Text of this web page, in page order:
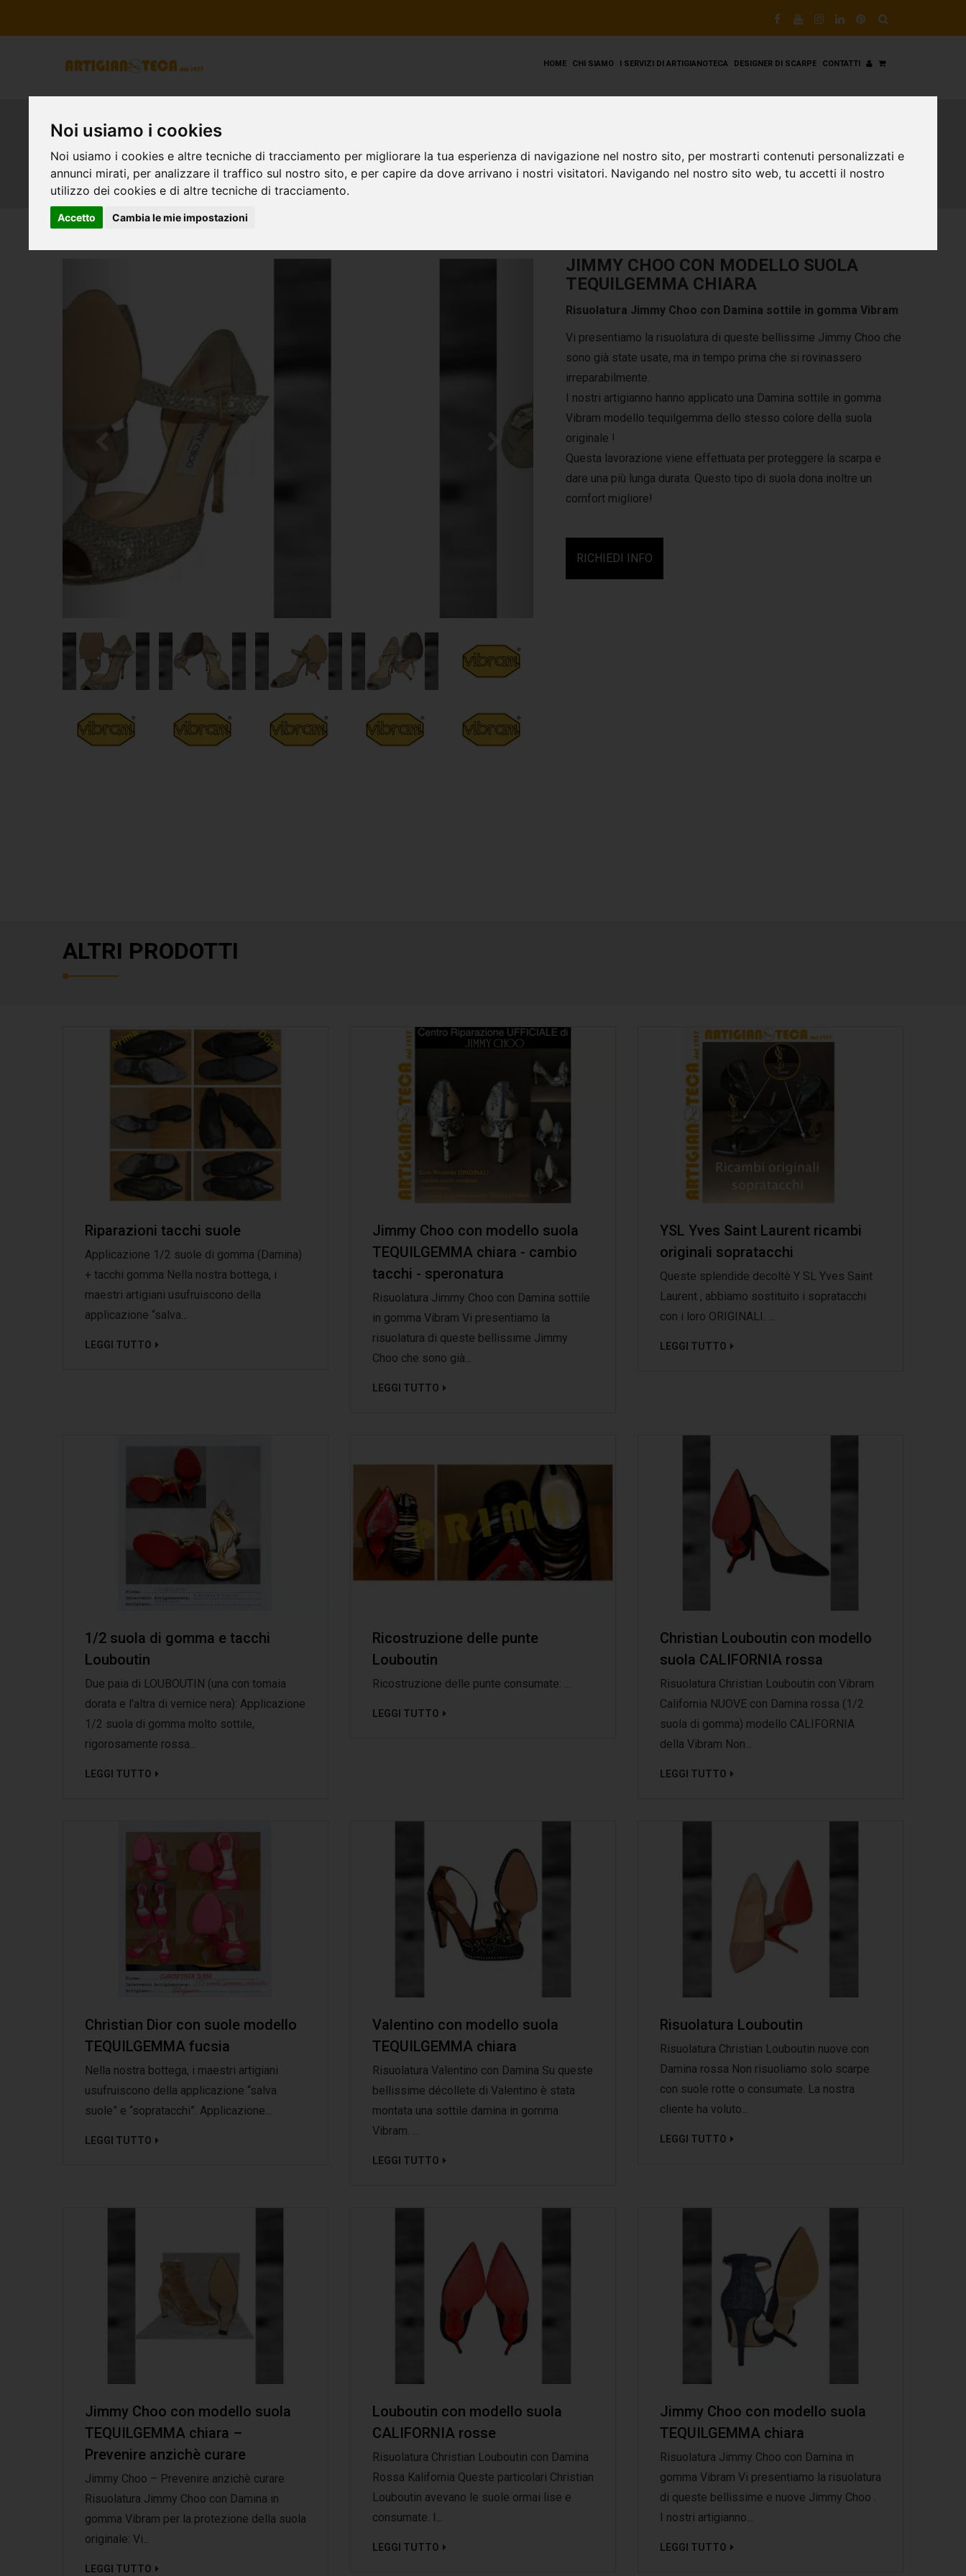
Noi usiamo i cookies
Noi usiamo i cookies e altre tecniche di tracciamento per migliorare la tua esperienza di navigazione nel nostro sito, per mostrarti contenuti personalizzati e
annunci mirati, per analizzare il traffico sul nostro sito, e per capire da dove arrivano i nostri visitatori. Navigando nel nostro sito web, tu accetti il nostro
utilizzo dei cookies e di altre tecniche di tracciamento.
Accetto Cambia le mie impostazioni
HOME CHI SIAMO I SERVIZI DI ARTIGIANOTECA DESIGNER DI SCARPE CONTATTI
Tacco Donna
JIMMY CHOO CON MODELLO SUOLA
TEQUILGEMMA CHIARA
Risuolatura Jimmy Choo con Damina sottile in gomma Vibram
Vi presentiamo la risuolatura di queste bellissime Jimmy Choo che
sono già state usate, ma in tempo prima che si rovinassero
irreparabilmente.
I nostri artigianno hanno applicato una Damina sottile in gomma
Vibram modello tequilgemma dello stesso colore della suola
originale !
Questa lavorazione viene effettuata per proteggere la scarpa e
dare una più lunga durata. Questo tipo di suola dona inoltre un
comfort migliore!
RICHIEDI INFO
ALTRI PRODOTTI
Riparazioni tacchi suole
Applicazione 1/2 suole di gomma (Damina)
+ tacchi gomma Nella nostra bottega, i
maestri artigiani usufruiscono della
applicazione “salva...
LEGGI TUTTO
Jimmy Choo con modello suola
TEQUILGEMMA chiara - cambio
tacchi - speronatura
Risuolatura Jimmy Choo con Damina sottile
in gomma Vibram Vi presentiamo la
risuolatura di queste bellissime Jimmy
Choo che sono già...
LEGGI TUTTO
YSL Yves Saint Laurent ricambi
originali sopratacchi
Queste splendide decoltè Y SL Yves Saint
Laurent , abbiamo sostituito i sopratacchi
con i loro ORIGINALI. ...
LEGGI TUTTO
1/2 suola di gomma e tacchi
Louboutin
Due paia di LOUBOUTIN (una con tomaia
dorata e l'altra di vernice nera): Applicazione
1/2 suola di gomma molto sottile,
rigorosamente rossa...
LEGGI TUTTO
Ricostruzione delle punte
Louboutin
Ricostruzione delle punte consumate: ...
LEGGI TUTTO
Christian Louboutin con modello
suola CALIFORNIA rossa
Risuolatura Christian Louboutin con Vibram
California NUOVE con Damina rossa (1/2
suola di gomma) modello CALIFORNIA
della Vibram Non...
LEGGI TUTTO
Christian Dior con suole modello
TEQUILGEMMA fucsia
Nella nostra bottega, i maestri artigiani
usufruiscono della applicazione “salva
suole” e “sopratacchi”. Applicazione...
LEGGI TUTTO
Valentino con modello suola
TEQUILGEMMA chiara
Risuolatura Valentino con Damina Su queste
bellissime décollete di Valentino è stata
montata una sottile damina in gomma
Vibram. ...
LEGGI TUTTO
Risuolatura Louboutin
Risuolatura Christian Louboutin nuove con
Damina rossa Non risuoliamo solo scarpe
con suole rotte o consumate. La nostra
cliente ha voluto...
LEGGI TUTTO
Jimmy Choo con modello suola
TEQUILGEMMA chiara –
Prevenire anzichè curare
Jimmy Choo – Prevenire anzichè curare
Risuolatura Jimmy Choo con Damina in
gomma Vibram per la protezione della suola
originale: Vi...
LEGGI TUTTO
Louboutin con modello suola
CALIFORNIA rosse
Risuolatura Christian Louboutin con Damina
Rossa Kalifornia Queste particolari Christian
Louboutin avevano le suole ormai lise e
consumate. I...
LEGGI TUTTO
Jimmy Choo con modello suola
TEQUILGEMMA chiara
Risuolatura Jimmy Choo con Damina in
gomma Vibram Vi presentiamo la risuolatura
di queste bellissime e nuove Jimmy Choo .
I nostri artigianno...
LEGGI TUTTO